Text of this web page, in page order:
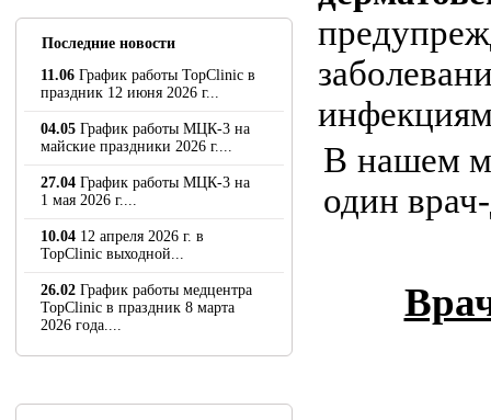
Последние новости
11.06 График работы TopClinic в
праздник 12 июня 2026 г...
04.05 График работы МЦК-3 на
майские праздники 2026 г....
27.04 График работы МЦК-3 на
1 мая 2026 г....
10.04 12 апреля 2026 г. в
TopClinic выходной...
26.02 График работы медцентра
TopClinic в праздник 8 марта
2026 года....
В нашем
один